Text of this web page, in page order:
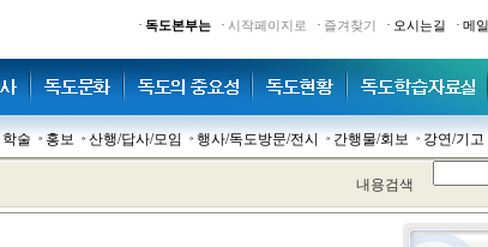
· 독도본부는 · 시작페이지로 · 즐겨찾기 · 오시는길 · 메
학술 홍보 산행/답사/모임 행사/독도방문/전시 간행물/회보 강연/기고
내용검색